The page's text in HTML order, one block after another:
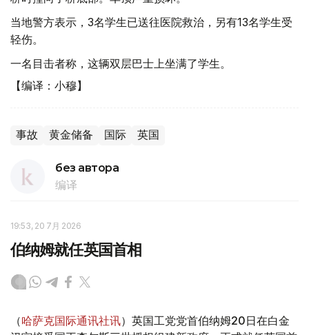
当地警方表示，3名学生已送往医院救治，另有13名学生受
轻伤。
一名目击者称，这辆双层巴士上坐满了学生。
【编译：小穆】
事故 黄金储备 国际 英国
без автора
编译
19:53, 20 7月 2026
伯纳姆就任英国首相
（哈萨克国际通讯社讯）英国工党党首伯纳姆20日在白金